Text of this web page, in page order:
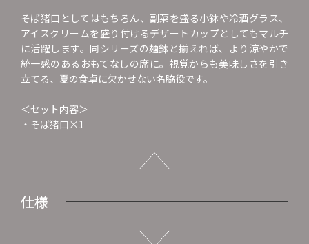
そば猪口としてはもちろん、副菜を盛る小鉢や冷酒グラス、
アイスクリームを盛り付けるデザートカップとしてもマルチ
に活躍します。同シリーズの麺鉢と揃えれば、より涼やかで
統一感のあるおもてなしの席に。視覚からも美味しさを引き
立てる、夏の食卓に欠かせない名脇役です。
＜セット内容＞
・そば猪口×1
仕様